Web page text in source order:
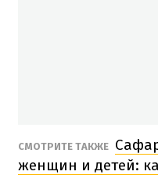
СМОТРИТЕ ТАКЖЕ
женщин и детей: